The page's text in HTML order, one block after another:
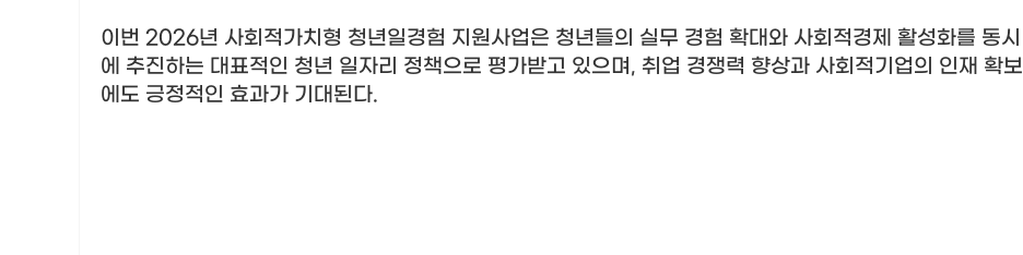
이번 2026년 사회적가치형 청년일경험 지원사업은 청년들의 실무 경험 확대와 사회적경제 활성화를 동시
에 추진하는 대표적인 청년 일자리 정책으로 평가받고 있으며, 취업 경쟁력 향상과 사회적기업의 인재 확보
에도 긍정적인 효과가 기대된다.